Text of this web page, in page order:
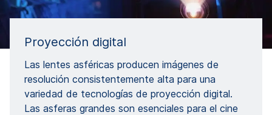
Proyección digital
Las lentes asféricas producen imágenes de
resolución consistentemente alta para una
variedad de tecnologías de proyección digital.
Las asferas grandes son esenciales para el cine